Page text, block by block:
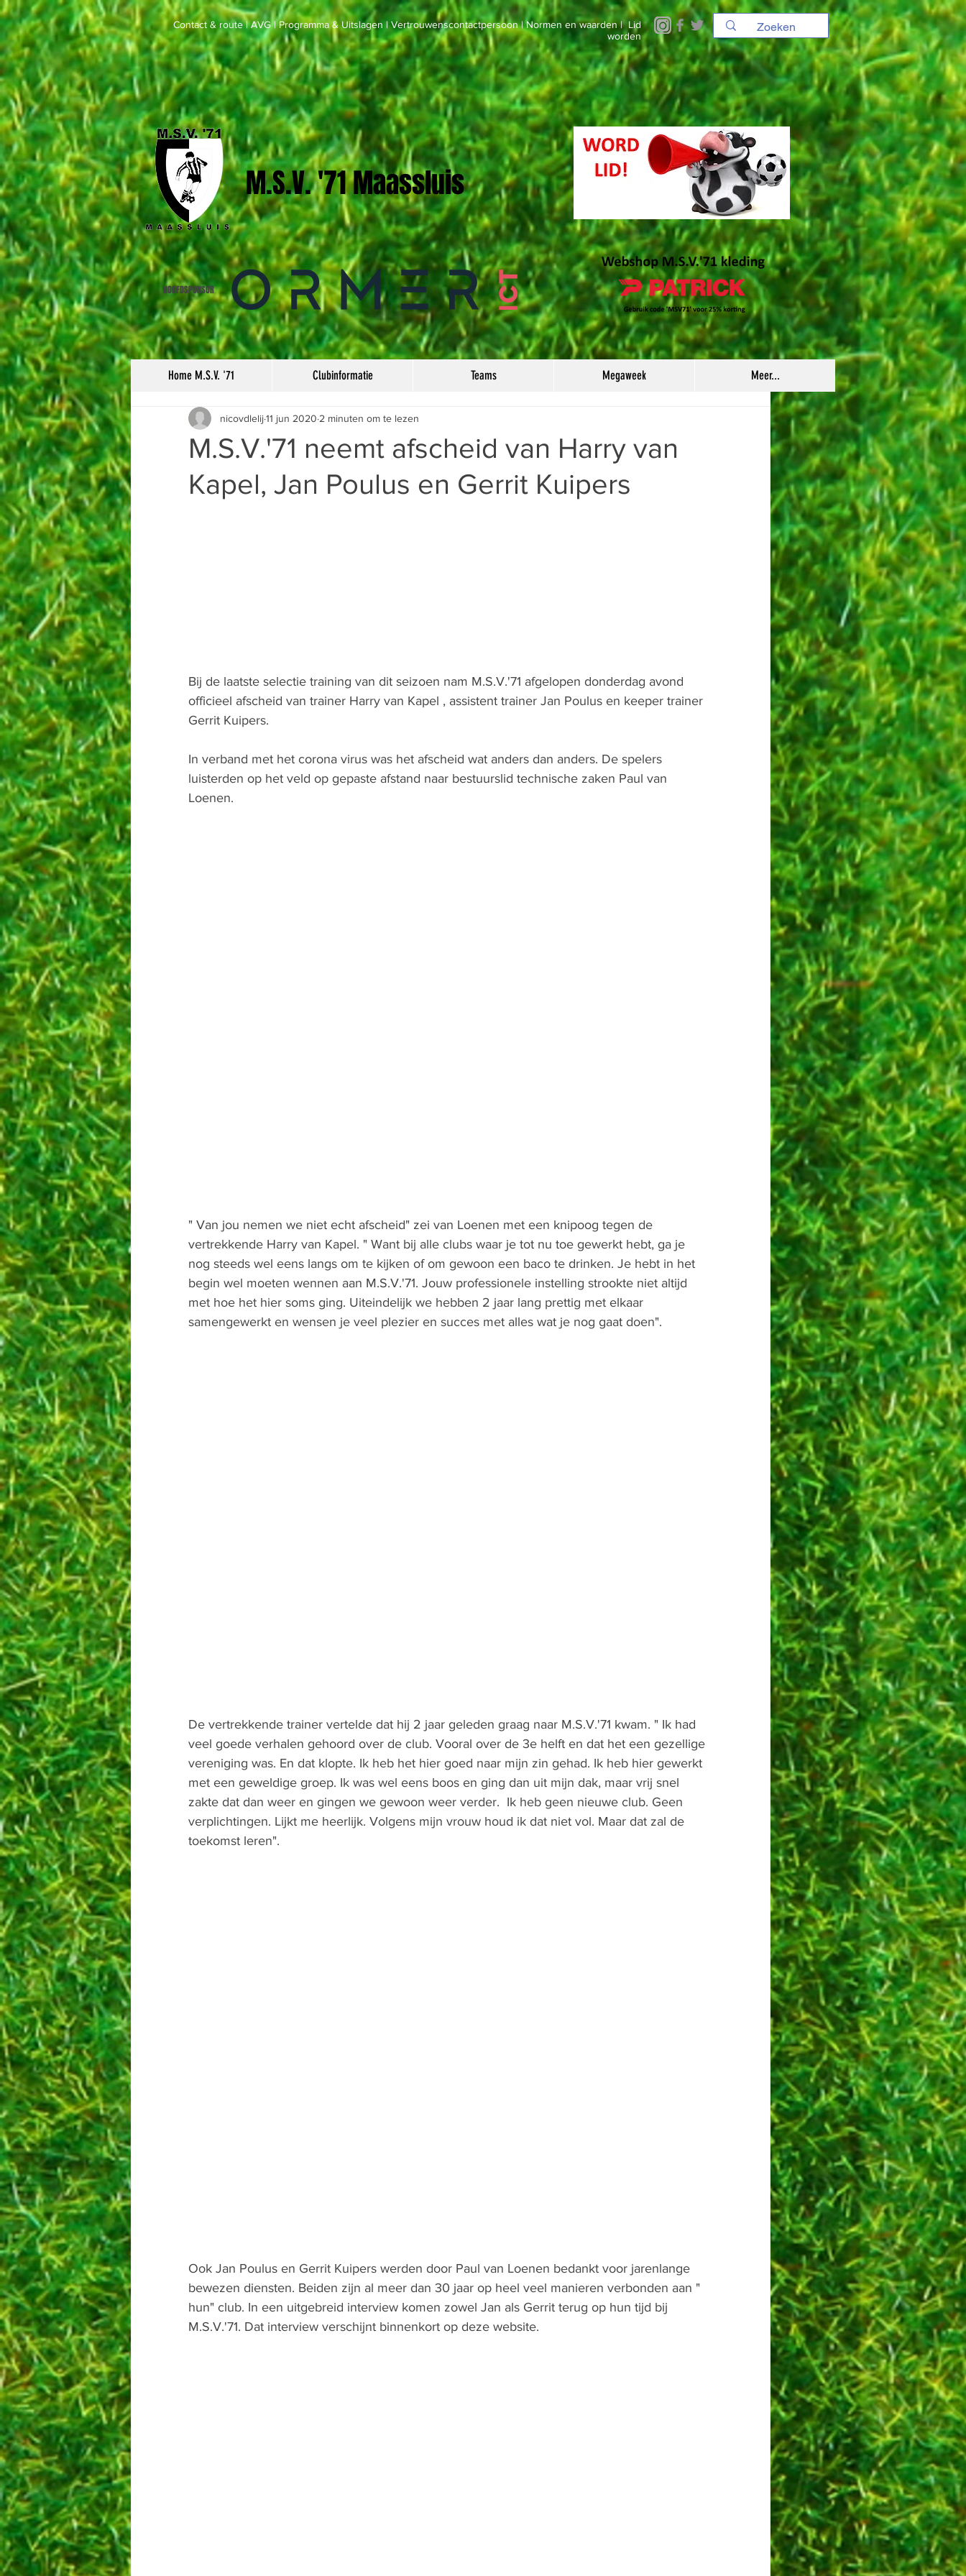
Contact & route|AVG|Programma & Uitslagen| Vertrouwenscontactpersoon|Normen en waarden|Lid
worden
M.S.V. '71 Maassluis
HOOFDSPONSOR
Home M.S.V. '71 Clubinformatie Teams Megaweek Meer...
M.S.V.'71 neemt afscheid van Harry van
Kapel, Jan Poulus en Gerrit Kuipers
nicovdlelij11 jun 2020 2 minuten om te lezen
Bij de laatste selectie training van dit seizoen nam M.S.V.'71 afgelopen donderdag avond
officieel afscheid van trainer Harry van Kapel , assistent trainer Jan Poulus en keeper trainer
Gerrit Kuipers.
In verband met het corona virus was het afscheid wat anders dan anders. De spelers
luisterden op het veld op gepaste afstand naar bestuurslid technische zaken Paul van
Loenen.
" Van jou nemen we niet echt afscheid" zei van Loenen met een knipoog tegen de
vertrekkende Harry van Kapel. " Want bij alle clubs waar je tot nu toe gewerkt hebt, ga je
nog steeds wel eens langs om te kijken of om gewoon een baco te drinken. Je hebt in het
begin wel moeten wennen aan M.S.V.'71. Jouw professionele instelling strookte niet altijd
met hoe het hier soms ging. Uiteindelijk we hebben 2 jaar lang prettig met elkaar
samengewerkt en wensen je veel plezier en succes met alles wat je nog gaat doen".
De vertrekkende trainer vertelde dat hij 2 jaar geleden graag naar M.S.V.'71 kwam. " Ik had
veel goede verhalen gehoord over de club. Vooral over de 3e helft en dat het een gezellige
vereniging was. En dat klopte. Ik heb het hier goed naar mijn zin gehad. Ik heb hier gewerkt
met een geweldige groep. Ik was wel eens boos en ging dan uit mijn dak, maar vrij snel
zakte dat dan weer en gingen we gewoon weer verder.  Ik heb geen nieuwe club. Geen
verplichtingen. Lijkt me heerlijk. Volgens mijn vrouw houd ik dat niet vol. Maar dat zal de
toekomst leren".
Ook Jan Poulus en Gerrit Kuipers werden door Paul van Loenen bedankt voor jarenlange
bewezen diensten. Beiden zijn al meer dan 30 jaar op heel veel manieren verbonden aan "
hun" club. In een uitgebreid interview komen zowel Jan als Gerrit terug op hun tijd bij
M.S.V.'71. Dat interview verschijnt binnenkort op deze website.